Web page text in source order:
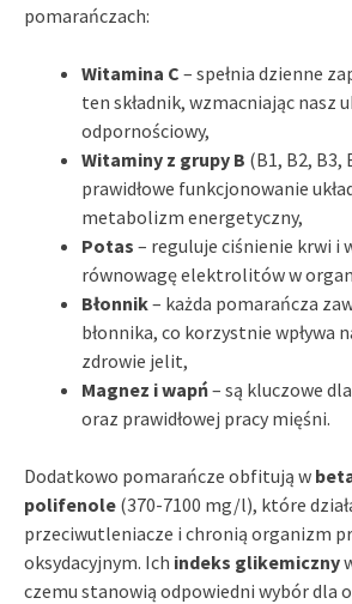
pomarańczach:
Witamina C – spełnia dzienne
ten składnik, wzmacniając nasz
odpornościowy,
Witaminy z grupy B (B1, B2, B3,
prawidłowe funkcjonowanie
metabolizm energetyczny,
Potas – reguluje ciśnienie krwi i
równowagę elektrolitów w
Błonnik– każda pomarańcza
błonnika, co korzystnie wpływa
zdrowie jelit,
Magnez i wapń– są kluczowe
oraz prawidłowej pracy mięśni.
Dodatkowo pomarańcze obfitują w
polifenole (370-7100 mg/l), które
przeciwutleniacze i chronią organizm
oksydacyjnym. Ich indeks glikemiczny
czemu stanowią odpowiedni wybór dla